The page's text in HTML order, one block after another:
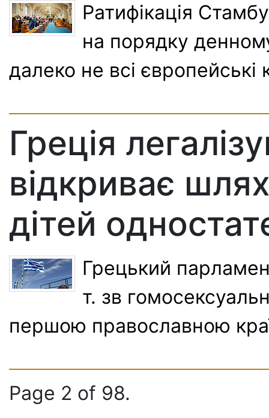
Ратифікація
на порядку
далеко не всі
Греція
відкриває
дітей
Грецький
т. зв
першою православною
Page 2 of 98.